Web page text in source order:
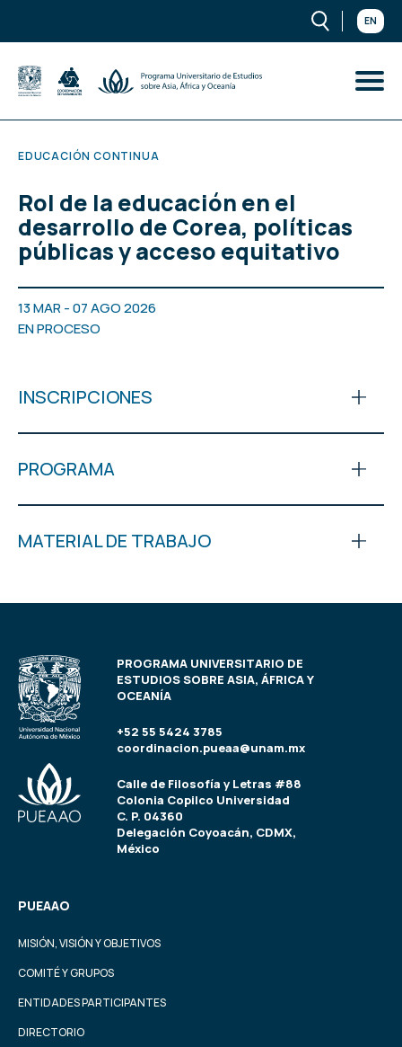
EN
EDUCACIÓN CONTINUA
Rol de la educación en el
desarrollo de Corea, políticas
públicas y acceso equitativo
13 MAR - 07 AGO 2026
EN PROCESO
INSCRIPCIONES
PROGRAMA
MATERIAL DE TRABAJO
PROGRAMA UNIVERSITARIO DE
ESTUDIOS SOBRE ASIA, ÁFRICA Y
OCEANÍA
+52 55 5424 3785
coordinacion.pueaa@unam.mx
Calle de Filosofía y Letras #88
Colonia Copilco Universidad
C. P. 04360
Delegación Coyoacán, CDMX,
México
PUEAAO
MISIÓN, VISIÓN Y OBJETIVOS
COMITÉ Y GRUPOS
ENTIDADES PARTICIPANTES
DIRECTORIO